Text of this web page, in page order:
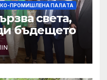
ПРОМИШЛЕНА ПАЛAТА
света,
бъдещето